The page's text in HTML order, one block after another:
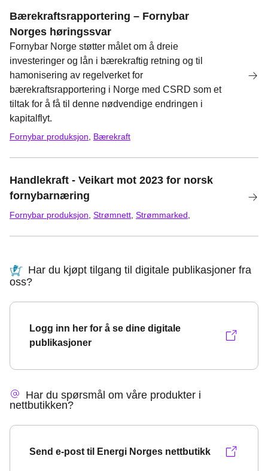
Bærekraftsrapportering – Fornybar
Norges høringssvar
Fornybar Norge støtter målet om å dreie
investeringer og lån i bærekraftig retning og til
hamonisering av regelverket for
bærekraftsrapportering i Norge med CSRD som et
tiltak for å få til denne nødvendige endringen i
kapitalflyt.
Fornybar produksjon Bærekraft
Handlekraft - Veikart mot 2023 for norsk
fornybarnæring
Fornybar produksjon Strømnett Strømmarked
Har du kjøpt tilgang til digitale publikasjoner fra
oss?
Logg inn her for å se dine digitale
publikasjoner
Har du spørsmål om våre produkter i
nettbutikken?
Send e-post til Energi Norges nettbutikk